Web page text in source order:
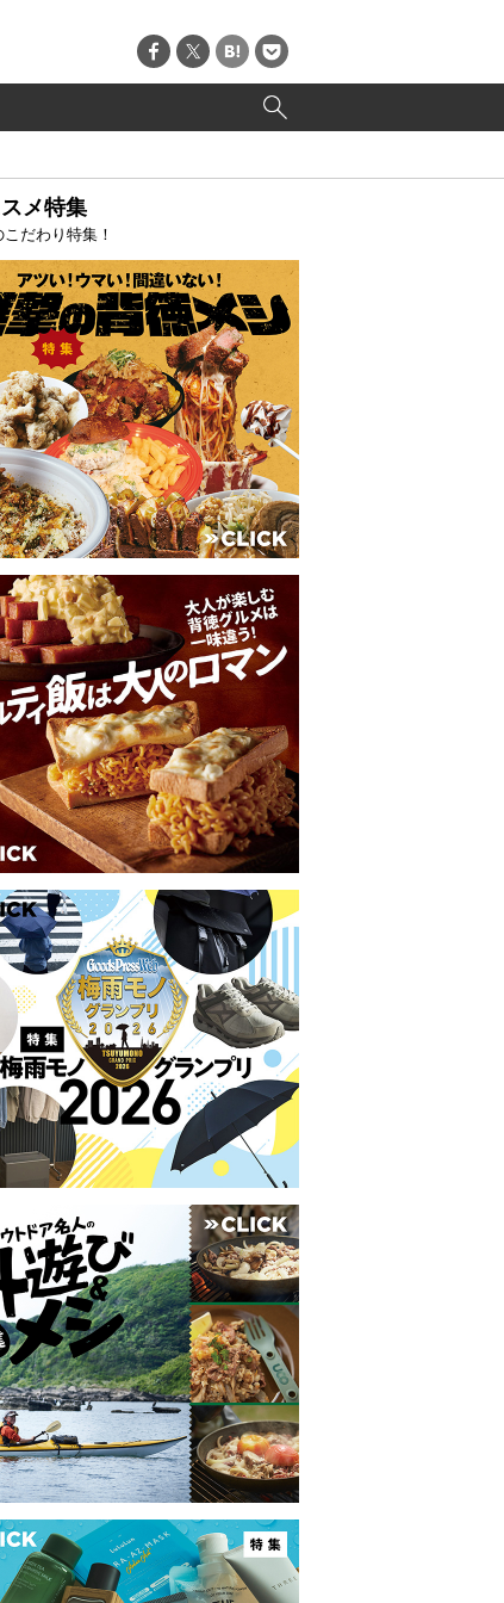
メ特集
だわり特集！